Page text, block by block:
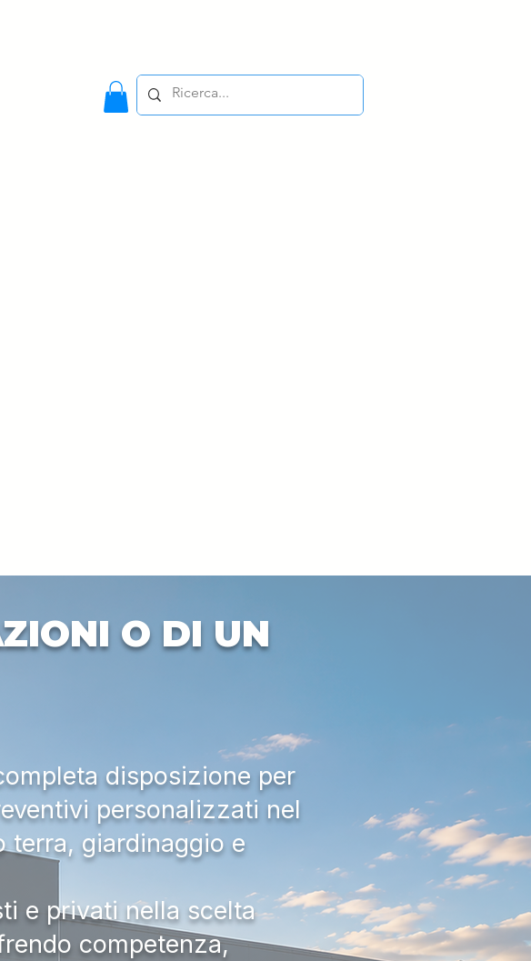
O DI UN
disposizione per
personalizzati nel
terra, giardinaggio e
e privati nella scelta
competenza,